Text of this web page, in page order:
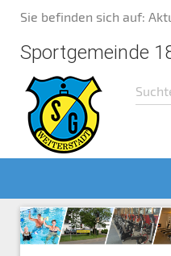
Sie befinden sich auf:
Sportgemeinde